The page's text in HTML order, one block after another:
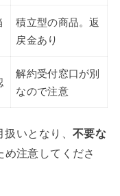
積立型の商品。返
戻金あり
解約受付窓口が別
なので注意
いとなり、 不要な
め注意してくださ